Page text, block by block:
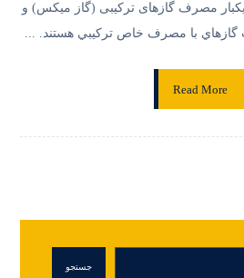
یکبار مصرف گازهای ترکیبی (گاز میکس) و
گازهاي با مصرف خاص تركيبي هستند. ...
Read More